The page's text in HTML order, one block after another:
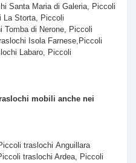
Santa Maria di Galeria, Piccoli
La Storta, Piccoli
Tomba di Nerone, Piccoli
Isola Farnese,Piccoli
Labaro, Piccoli
mobili anche nei
traslochi Anguillara
traslochi Ardea, Piccoli